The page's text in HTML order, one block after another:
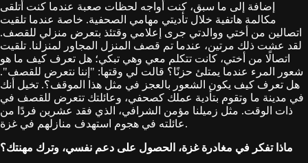
إضافة إلى ما سبق، كنت أواجه لحظات صعبة عندما كنت أتلقى
مكالمة هاتفية خلال تأديتي مهامي الصحفية. خاصة عندما تلقيت
اتصالين من أختي ووالدتي جرى إعلامي وقتئذ بتعرض منزلي للقصف.
لقد عشت ذلك مرتين، عندما تم قصف المنزل المجاور لمنزلنا. تلقيت
اتصالًا من أختي، كانت تتكلم معي وهي تبكي؛ هل تعرف كيف ما هو
شعور المرء عندما يمتلئ حزنًا؟ قالت لي وقتها: "إننا نتعرض للقصف".
هل تعرف كيف يكون الشعور بالعجز في مثل هذا الموقف؟. تخيل أنك
في مدينة ما وتقوم بتأدية عملك كصحفي، وعائلتك تتعرض للقصف في
ذات الوقت. مثل زميلنا مؤمن الشرافي، الذي فقد عشرين فردًا من
عائلته في هجوم استهدف منازلهم في غزة.
ماذا تفكر في مغادرة غزة، الحصول على دعم نفسي، وترك مهنتك؟